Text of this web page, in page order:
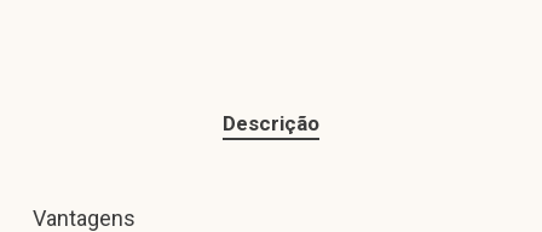
Descrição
Vantagens